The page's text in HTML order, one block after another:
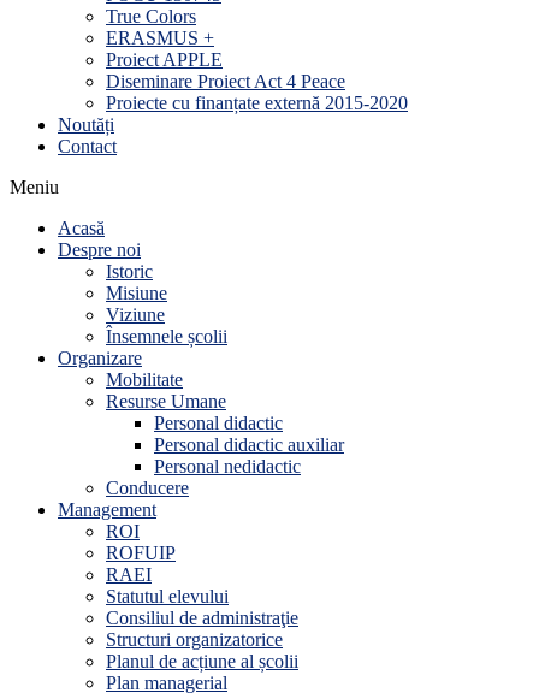
True Colors
ERASMUS +
Proiect APPLE
Diseminare Proiect Act 4 Peace
Proiecte cu finanțate externă 2015-2020
Noutăți
Contact
Meniu
Acasă
Despre noi
Istoric
Misiune
Viziune
Însemnele școlii
Organizare
Mobilitate
Resurse Umane
Personal didactic
Personal didactic auxiliar
Personal nedidactic
Conducere
Management
ROI
ROFUIP
RAEI
Statutul elevului
Consiliul de administraţie
Structuri organizatorice
Planul de acțiune al școlii
Plan managerial